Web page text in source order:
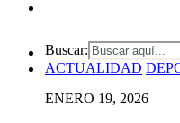
Buscar:
ACTUALIDAD
ENERO 19, 2026